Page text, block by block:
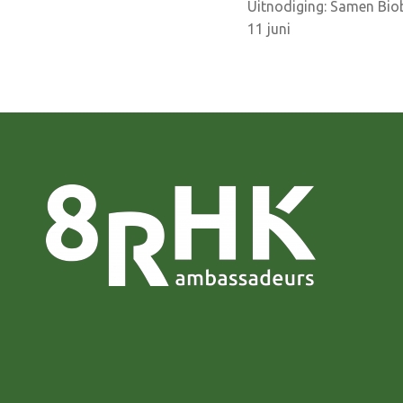
navigatie
Uitnodiging: Samen
11 juni